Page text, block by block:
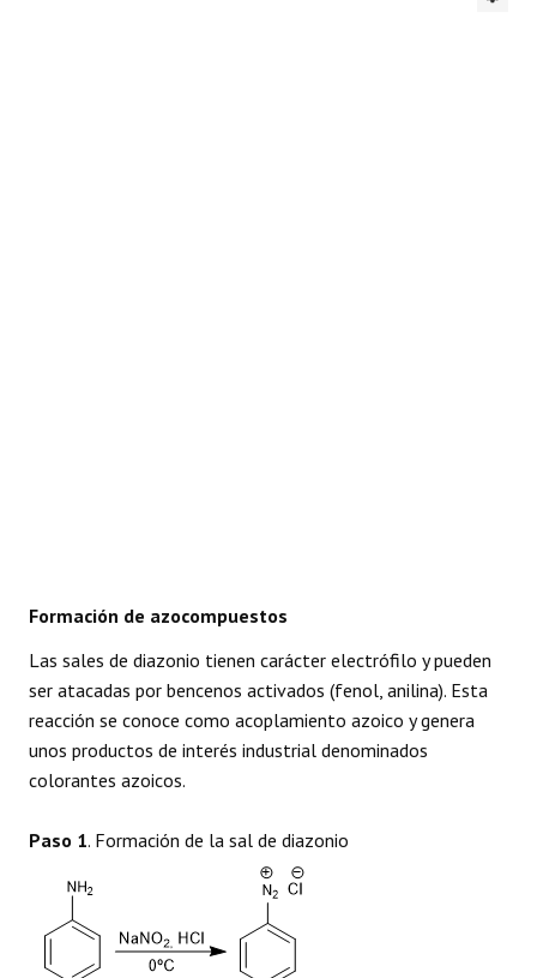
Formación de azocompuestos
Las sales de diazonio tienen carácter electrófilo y pueden
ser atacadas por bencenos activados (fenol, anilina). Esta
reacción se conoce como acoplamiento azoico y genera
unos productos de interés industrial denominados
colorantes azoicos.
Paso 1. Formación de la sal de diazonio